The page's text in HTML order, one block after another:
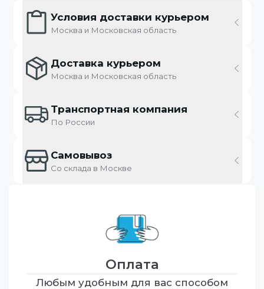
Условия доставки курьером
Москва и Московская область
Доставка курьером
Москва и Московская область
Транспортная компания
По России
Самовывоз
Со склада в Москве
Оплата
Любым удобным для вас способом